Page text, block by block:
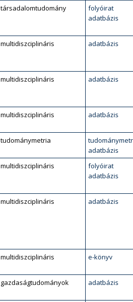
társadalomtudomány
folyóirat
adatbázis
multidiszciplináris adatbázis
multidiszciplináris adatbázis
multidiszciplináris adatbázis
tudománymetria
adatbázis
multidiszciplináris
folyóirat
adatbázis
multidiszciplináris adatbázis
multidiszciplináris e-könyv
gazdaságtudományok adatbázis